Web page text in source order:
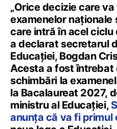
„Orice decizie care
examenelor naționale
care intră în acel ciclu
a declarat secretarul
Educației, Bogdan
Acesta a fost întrebat
schimbări la
la Bacalaureat 2027,
ministru al Educației,
anunța că va fi primul